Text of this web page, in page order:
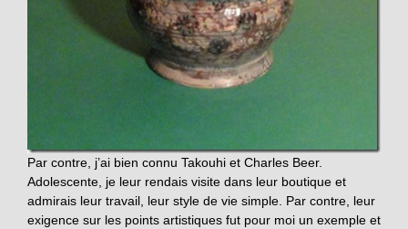
Par contre, j’ai bien connu Takouhi et Charles Beer.
Adolescente, je leur rendais visite dans leur boutique et
admirais leur travail, leur style de vie simple. Par contre, leur
exigence sur les points artistiques fut pour moi un exemple et